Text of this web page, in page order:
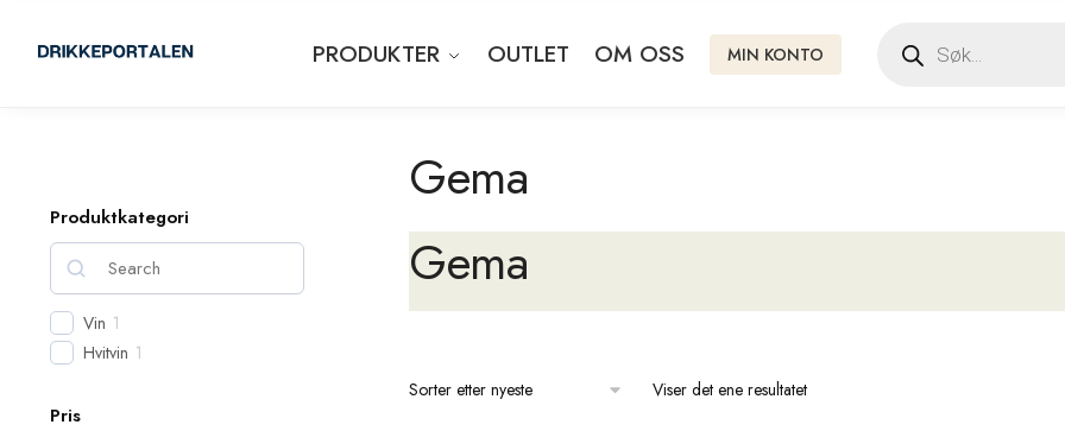
PRODUKTER OUTLET OM OSS MIN KONTO
Gema
Gema
Viser det ene resultatet
Produktkategori
Vin 1
Hvitvin 1
Pris